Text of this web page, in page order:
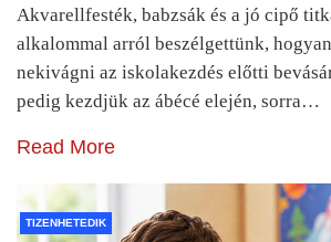
Akvarellfesték, babzsák és a jó cipő
alkalommal arról beszélgettünk,
nekivágni az iskolakezdés előtti
pedig kezdjük az ábécé elején, sorra…
Read More
TIZENHETEDIK